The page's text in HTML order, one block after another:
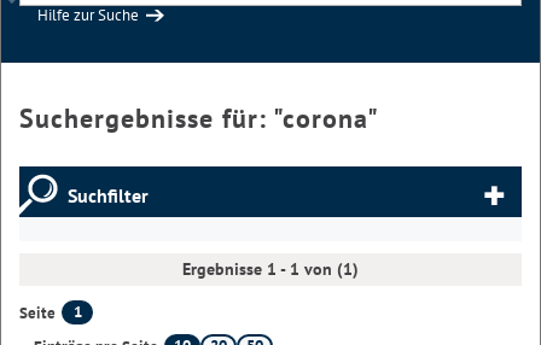
Hilfe zur Suche
Suchergebnisse für: "corona"
Suchfilter
Ergebnisse 1 - 1 von (1)
Seite
1